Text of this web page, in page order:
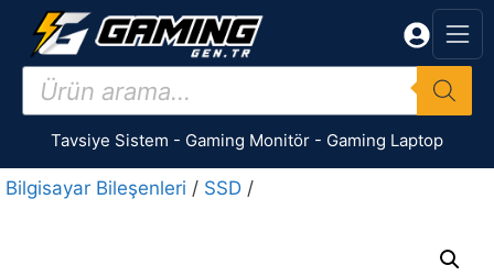
İçeriğe
Products
search
Tavsiye Sistem - Gaming Monitör - Gaming Laptop
Bilgisayar Bileşenleri / SSD /